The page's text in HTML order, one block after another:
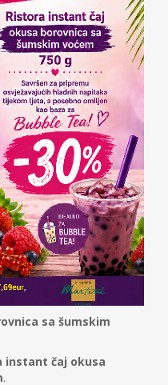
sa šumskim
instant čaj okusa
.